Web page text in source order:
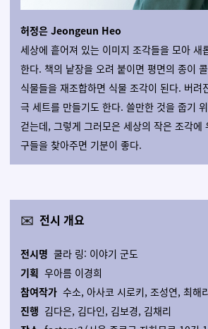
허정은 Jeongeun Heo
세상에 흩어져 있는 이미지 조각들을 모아 새
한다. 책의 낱장을 오려 붙이면 평면의 종이
식물들을 재조합하면 식물 조각이 된다. 버려
극 세트를 만들기도 한다. 쓸만한 것을 줍기
걷는데, 그렇게 그러모은 세상의 작은 조각에
구들을 찾아주면 기분이 좋다.
✉️ 전시 개요
전시명 쿨라 링: 이야기 군도
기획 우아름 이경희
참여작가 수소, 아사코 시로키, 조성연, 최해
진행 김다은, 김다인, 김보경, 김채리